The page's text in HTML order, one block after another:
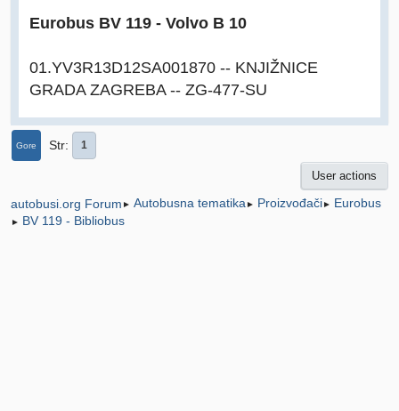
Eurobus BV 119 - Volvo B 10
01.YV3R13D12SA001870 -- KNJIŽNICE
GRADA ZAGREBA -- ZG-477-SU
Gore Str 1
User actions
autobusi.org Forum ► Autobusna tematika ► Proizvođači► Eurobus
► BV 119 - Bibliobus